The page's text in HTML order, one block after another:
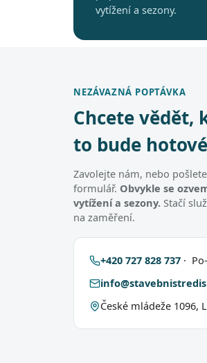
vytížení a sezony.
NEZÁVAZNÁ POPTÁVKA
Chcete vědět,
to bude
Zavolejte nám, nebo
formulář. Obvykle se
vytížení a sezony. Stačí
na zaměření.
+420 727 828 737 ·
České mládeže 1096,